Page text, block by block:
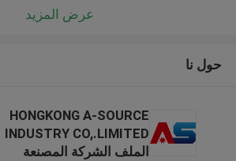
عرض المزيد
حول نا
HONGKONG A-SOURCE
INDUSTRY CO,.LIMITED
الملف الشركة المصنعة